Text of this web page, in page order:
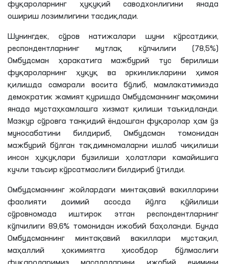
фуқароларнинг ҳуқуқий саводхонлигини янада
ошириш лозимлигини тасдиқлади.
Шунингдек, сўров натижалари шуни кўрсатдики,
респондентларнинг мутлақ кўпчилиги (78,5%)
Омбудсман ҳаракатига мажбурий тус берилиши
фуқароларнинг ҳуқуқ ва эркинликларини ҳимоя
қилишда самарали восита бўлиб, мамлакатимизда
демократик жамият қуришда Омбудсманнинг мақомини
янада мустаҳкамлашга хизмат қилиши таъкидланди.
Мазкур сўровга танқидий ёндошган фуқаролар ҳам ўз
муносабатини билдириб, Омбудсман томонидан
мажбурий бўлган тақдимномаларни ишлаб чиқилиши
инсон ҳуқуқлари бузилиши ҳолатлари камайишига
кучли таъсир кўрсатмаслиги билдириб ўтилди.
Омбудсманнинг жойлардаги минтақавий вакилларини
фаолияти доимий асосда йўлга қўйилиши
сўровномада иштирок этган респондентларнинг
кўпчилиги 89,6% томонидан ижобий баҳоланди. Бунда
Омбудсманнинг минтақавий вакиллари мустақил,
маҳаллий ҳокимиятга ҳисобдор бўлмаслиги